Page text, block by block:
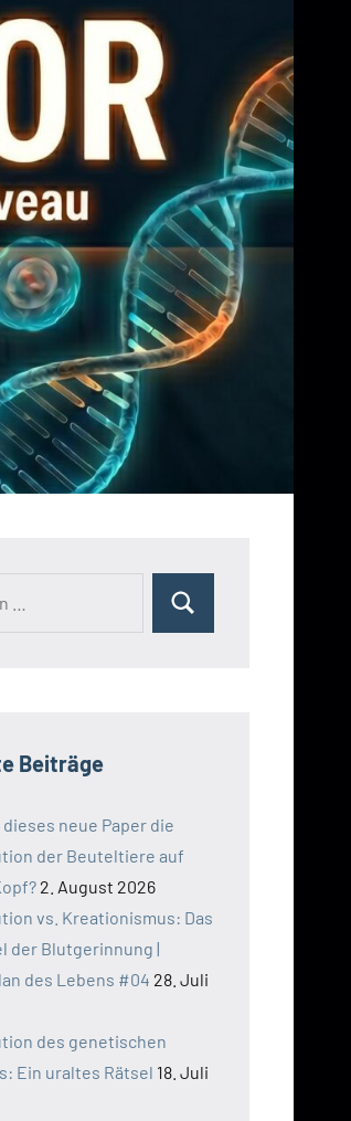
Suchen
Beiträge
neue Paper die
der Beuteltiere auf
2. August 2026
vs. Kreationismus: Das
der Blutgerinnung |
des Lebens #04 28. Juli
des genetischen
Ein uraltes Rätsel 18. Juli